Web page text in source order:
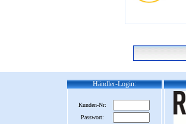
Händler-Login:
Kunden-Nr:
Passwort: